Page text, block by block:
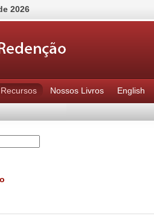
2026
Recursos Nossos Livros English